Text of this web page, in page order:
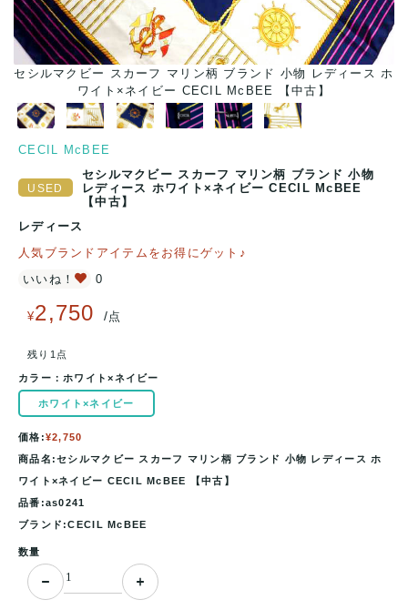
セシルマクビー スカーフ マリン柄 ブランド 小物 レディース ホ
ワイト×ネイビー CECIL McBEE 【中古】
CECIL McBEE
セシルマクビー スカーフ マリン柄 ブランド 小物
レディース ホワイト×ネイビー CECIL McBEE
【中古】
レディース
人気ブランドアイテムをお得にゲット♪
いいね！
0
¥2,750 / 点
残り1点
カラー： ホワイト×ネイビー
ホワイト×ネイビー
価格:¥2,750
商品名:セシルマクビー スカーフ マリン柄 ブランド 小物 レディース ホ
ワイト×ネイビー CECIL McBEE 【中古】
品番:as0241
ブランド:CECIL McBEE
数量